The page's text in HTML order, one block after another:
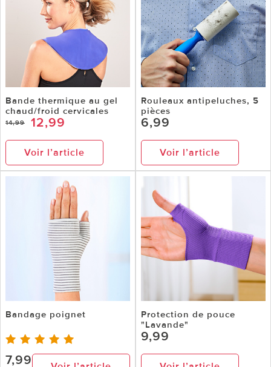
Bande thermique au gel
chaud/froid cervicales
14,99 12,99
Voir l’article
Rouleaux antipeluches, 5
pièces
6,99
Voir l’article
Bandage poignet
7,99
Protection de pouce
"Lavande"
9,99